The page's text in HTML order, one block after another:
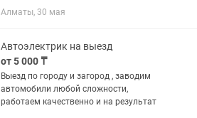
Алматы, 30 мая
Автоэлектрик на выезд
от 5 000 ₸
Выезд по городу и загород , заводим
автомобили любой сложности,
работаем качественно и на результат